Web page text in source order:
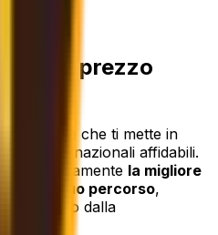
al prezzo
digitale che ti mette in
internazionali affidabili.
la migliore
base al tuo percorso,
processo dalla